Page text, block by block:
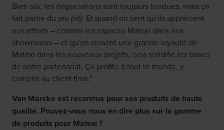
Bien sûr, les négociations sont toujours tendues, mais ça
fait partie du jeu (rit). Et quand on sent qu'ils apprécient
nos efforts – comme les espaces Matexi dans nos
showrooms – et qu'on ressent une grande loyauté de
Matexi dans les nouveaux projets, cela solidifie les bases
de notre partenariat. Ça profite à tout le monde, y
compris au client final."
Van Marcke est reconnue pour ses produits de haute
qualité. Pouvez-vous nous en dire plus sur la gamme
de produits pour Matexi ?